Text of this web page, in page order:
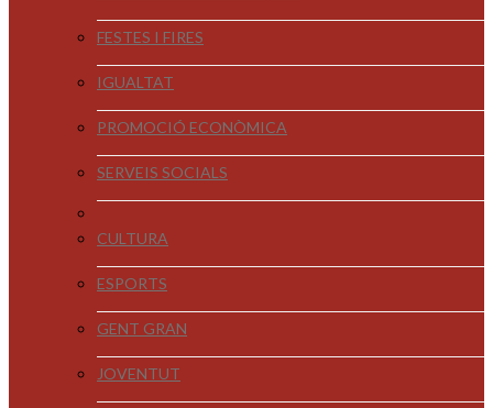
FESTES I FIRES
IGUALTAT
PROMOCIÓ ECONÒMICA
SERVEIS SOCIALS
CULTURA
ESPORTS
GENT GRAN
JOVENTUT